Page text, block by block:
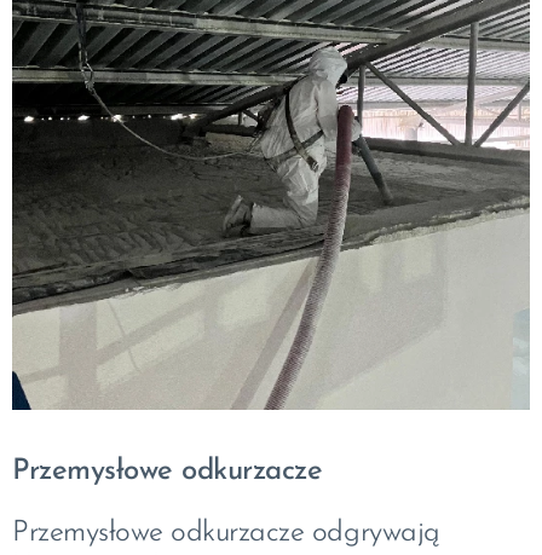
Przemysłowe odkurzacze
Przemysłowe odkurzacze odgrywają